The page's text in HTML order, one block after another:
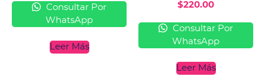
Consultar Por
WhatsApp
Leer Más
$220.00
Consultar Por
WhatsApp
Leer Más